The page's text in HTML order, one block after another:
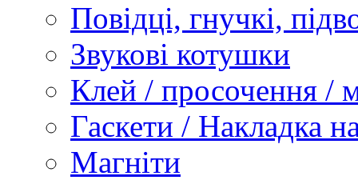
Повідці, гнучкі,
Звукові котушки
Клей / просочення /
Гаскети / Накладка
Магніти